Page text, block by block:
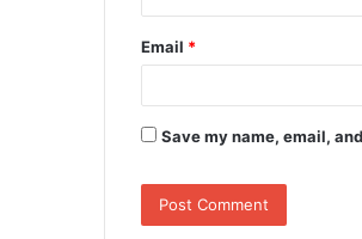
Email *
Save my name, email,